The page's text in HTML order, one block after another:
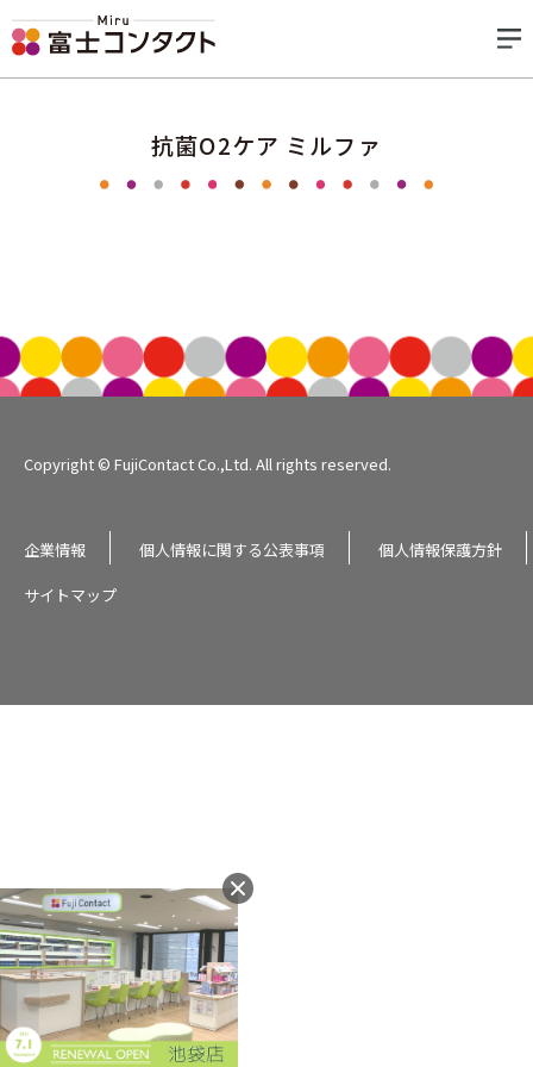
抗菌O2ケア ミルファ
Copyright © FujiContact Co.,Ltd. All rights reserved.
企業情報 個人情報に関する公表事項
個人情報保護方針
サイトマップ